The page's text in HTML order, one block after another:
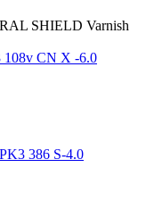
SHIELD Varnish
108v CN X -6.0